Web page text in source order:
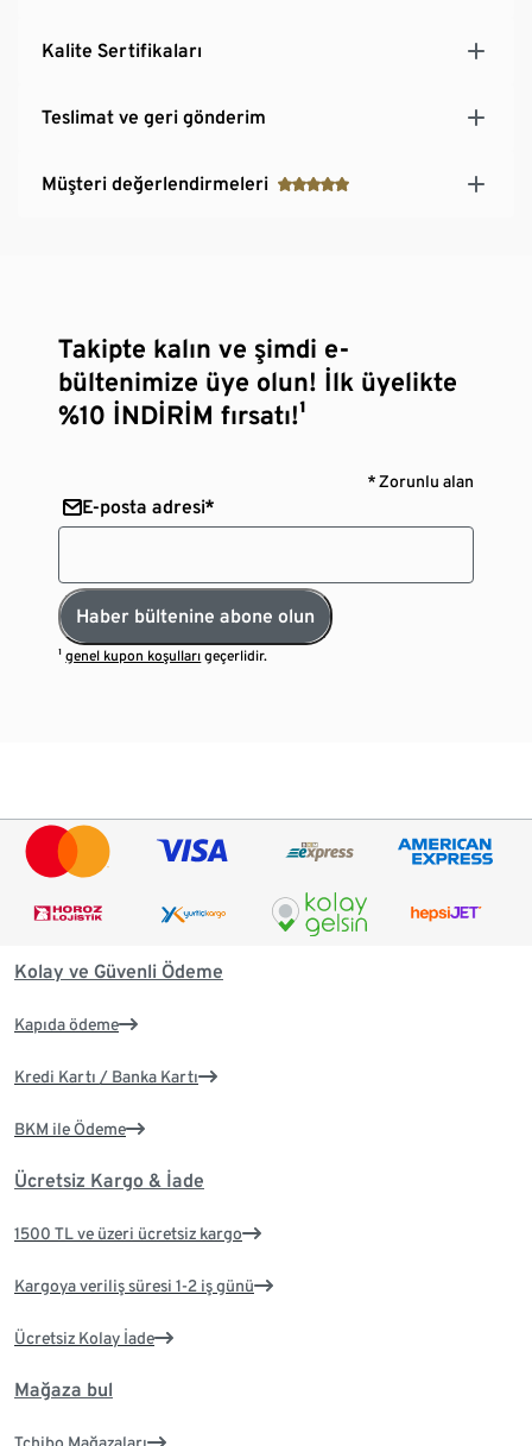
Kalite Sertifikaları
Teslimat ve geri gönderim
Müşteri değerlendirmeleri
Takipte kalın ve şimdi e-
bültenimize üye olun! İlk üyelikte
%10 İNDİRİM fırsatı!¹
* Zorunlu alan
E-posta adresi*
Haber bültenine abone olun
¹genel kupon koşulları geçerlidir.
Kolay ve Güvenli Ödeme
Kapıda ödeme
Kredi Kartı / Banka Kartı
BKM ile Ödeme
Ücretsiz Kargo & İade
1500 TL ve üzeri ücretsiz kargo
Kargoya veriliş süresi 1-2 iş günü
Ücretsiz Kolay İade
Mağaza bul